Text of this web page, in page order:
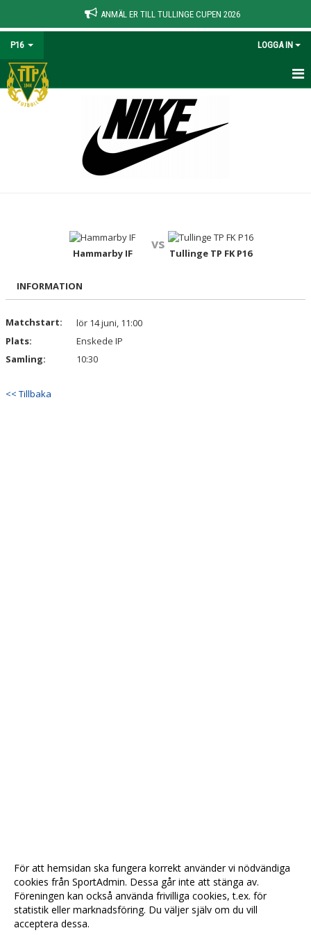
ANMÄL ER TILL TULLINGE CUPEN 2026
P16 LOGGA IN
HEM
DOKUMENT
Hammarby IF
vs
Tullinge TP FK P16
INFORMATION
Matchstart:
lör 14 juni, 11:00
Plats:
Enskede IP
Samling:
10:30
<< Tillbaka
För att hemsidan ska fungera korrekt använder vi nödvändiga
cookies från SportAdmin. Dessa går inte att stänga av.
Föreningen kan också använda frivilliga cookies, t.ex. för
statistik eller marknadsföring. Du väljer själv om du vill
acceptera dessa.